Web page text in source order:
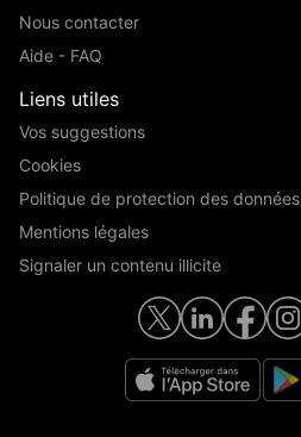
Nous contacter
Aide - FAQ
Liens utiles
Vos suggestions
Cookies
Politique de protection des
Mentions légales
Signaler un contenu illicite